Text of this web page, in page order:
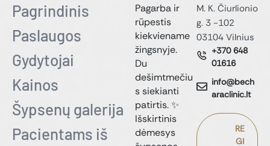
Pagrindinis
Paslaugos
Gydytojai
Kainos
Šypsenų galerija
Pacientams iš
Pagarba ir
rūpestis
kiekviename
žingsnyje.
Du
dešimtmečiu
s siekianti
patirtis. ✨
Išskirtinis
dėmesys
M. K. Čiurlionio
g. 3 -102
03104 Vilnius
+370 648
01616
info@bech
araclinic.lt
RE
GI